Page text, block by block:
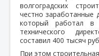
волгоградских
честно заработанные
который работал в
технического
составил 400 тысяч
При этом